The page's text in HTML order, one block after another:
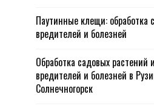
Паутинные клещи: обработка
вредителей и болезней
Обработка садовых растений
вредителей и болезней в
Солнечногорск